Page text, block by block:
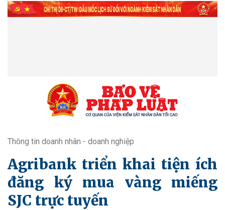
Thông tin doanh nhân - doanh nghiệp
Agribank triển khai tiện ích
đăng ký mua vàng miếng
SJC trực tuyến